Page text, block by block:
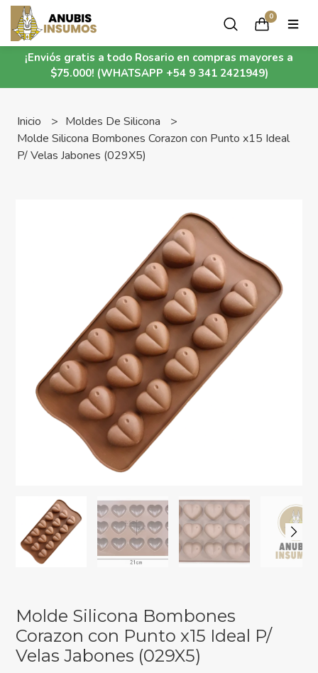
¡Enviós gratis a todo Rosario en compras mayores a
$75.000! (WHATSAPP +54 9 341 2421949)
0
Inicio
Moldes De Silicona
Molde Silicona Bombones Corazon con Punto x15 Ideal
P/ Velas Jabones (029X5)
Molde Silicona Bombones
Corazon con Punto x15 Ideal P/
Velas Jabones (029X5)